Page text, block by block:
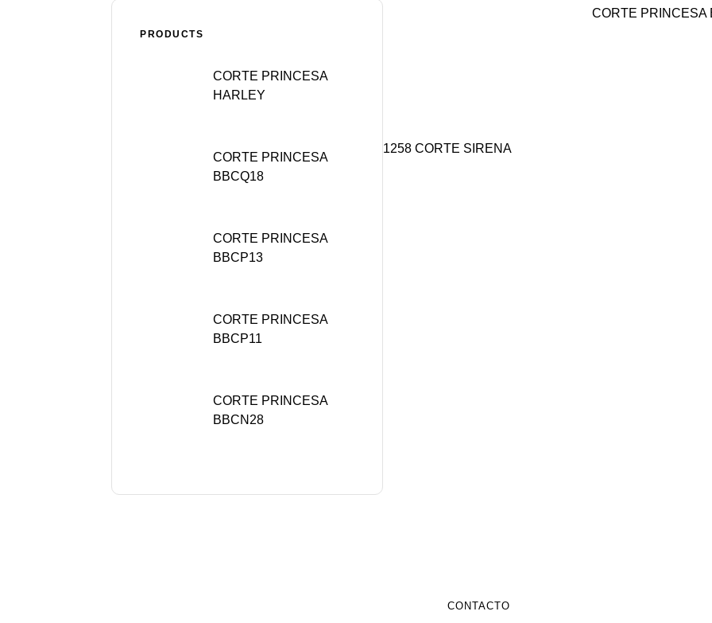
1258 CORTE SIRENA
CORTE PRINCESA
PRODUCTS
CORTE PRINCESA
HARLEY
CORTE PRINCESA
BBCQ18
CORTE PRINCESA
BBCP13
CORTE PRINCESA
BBCP11
CORTE PRINCESA
BBCN28
CONTACTO